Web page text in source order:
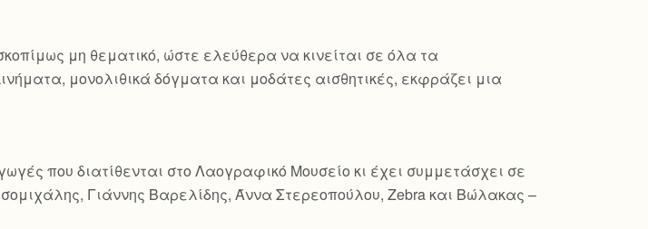
μη θεματικό, ώστε ελεύθερα να κινείται σε όλα τα
μονολιθικά δόγματα και μοδάτες αισθητικές, εκφράζει μια
που διατίθενται στο Λαογραφικό Μουσείο κι έχει συμμετάσχει σε
Γιάννης Βαρελίδης, Άννα Στερεοπούλου, Zebra και Βώλακας –